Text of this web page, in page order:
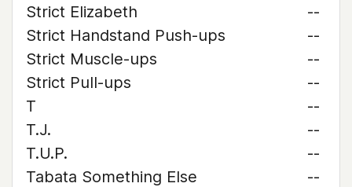
Strict Elizabeth
--
Strict Handstand Push-ups
--
Strict Muscle-ups
--
Strict Pull-ups
--
T
--
T.J.
--
T.U.P.
--
Tabata Something Else
--